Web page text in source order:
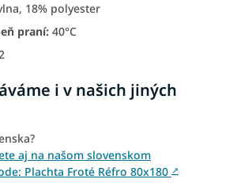
18% polyester
praní: 40°C
i v našich jiných
aj na našom slovenskom
Plachta Froté Réfro 80x180 ↗